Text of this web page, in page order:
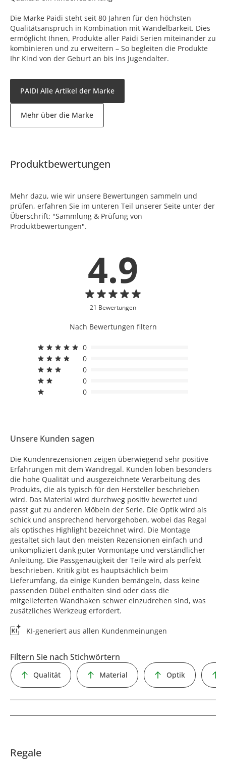
Die Marke Paidi steht seit 80 Jahren für den höchsten
Qualitätsanspruch in Kombination mit Wandelbarkeit. Dies
ermöglicht Ihnen, Produkte aller Paidi Serien miteinander zu
kombinieren und zu erweitern – So begleiten die Produkte
Ihr Kind von der Geburt an bis ins Jugendalter.
PAIDI Alle Artikel der Marke
Mehr über die Marke
Produktbewertungen
Mehr dazu, wie wir unsere Bewertungen sammeln und
prüfen, erfahren Sie im unteren Teil unserer Seite unter der
Überschrift: "Sammlung & Prüfung von
Produktbewertungen".
4.9
21 Bewertungen
Nach Bewertungen filtern
0
0
0
0
0
Unsere Kunden sagen
Die Kundenrezensionen zeigen überwiegend sehr positive
Erfahrungen mit dem Wandregal. Kunden loben besonders
die hohe Qualität und ausgezeichnete Verarbeitung des
Produkts, die als typisch für den Hersteller beschrieben
wird. Das Material wird durchweg positiv bewertet und
passt gut zu anderen Möbeln der Serie. Die Optik wird als
schick und ansprechend hervorgehoben, wobei das Regal
als optisches Highlight bezeichnet wird. Die Montage
gestaltet sich laut den meisten Rezensionen einfach und
unkompliziert dank guter Vormontage und verständlicher
Anleitung. Die Passgenauigkeit der Teile wird als perfekt
beschrieben. Kritik gibt es hauptsächlich beim
Lieferumfang, da einige Kunden bemängeln, dass keine
passenden Dübel enthalten sind oder dass die
mitgelieferten Wandhaken schwer einzudrehen sind, was
zusätzliches Werkzeug erfordert.
KI-generiert aus allen Kundenmeinungen
Filtern Sie nach Stichwörtern
Qualität Material Optik
Regale